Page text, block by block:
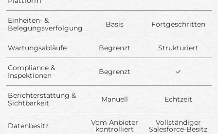
Einheiten- &
Belegungsverfolgung
Basis Fortgeschritten
Wartungsabläufe Begrenzt Strukturiert
Compliance &
Inspektionen
Begrenzt ✓
Berichterstattung &
Sichtbarkeit
Manuell Echtzeit
Datenbesitz Vom Anbieter
kontrolliert
Vollständiger
Salesforce-Besitz